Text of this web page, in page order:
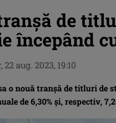
de
începând
o nouă tranşă de titluri de
de 6,30% şi, respectiv,
22 aug. 2023, 19:10